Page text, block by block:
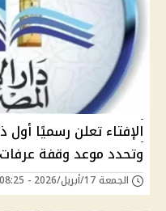
وتحدد موعد وقفة عرفات
الجمعة 17/أبريل/2026 - 08:25 م